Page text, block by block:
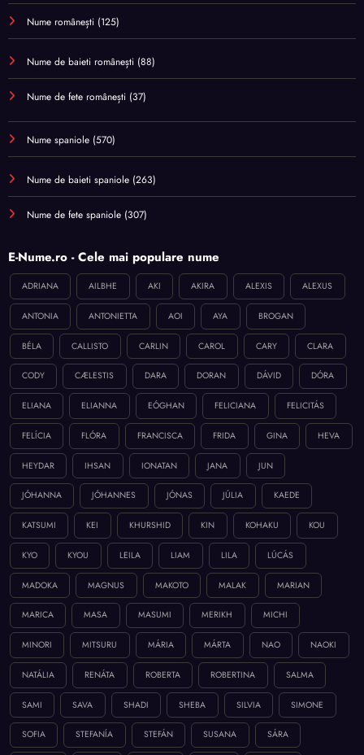
Nume românești (125)
Nume de baieti românești (88)
Nume de fete românești (37)
Nume spaniole (570)
Nume de baieti spaniole (263)
Nume de fete spaniole (307)
E-Nume.ro - Cele mai populare nume
ADRIANA AILBHE AKI AKIRA ALEXIS ALEXUS
ANTONIA ANTONIETTA AOI AYA BROGAN
BÉLA CALLISTO CARLIN CAROL CARY CLARA
CODY CÆLESTIS DARA DORAN DÁVID DÓRA
ELIANA ELIANNA EÓGHAN FELICIANA FELICITÁS
FELÍCIA FLÓRA FRANCISCA FRIDA GINA HEVA
HEYDAR IHSAN IONATAN JANA JUN
JÓHANNA JÓHANNES JÓNAS JÚLIA KAEDE
KATSUMI KEI KHURSHID KIN KOHAKU KOU
KYO KYOU LEILA LIAM LILA LÚCÁS
MADOKA MAGNUS MAKOTO MALAK MARIAN
MARICA MASA MASUMI MERIKH MICHI
MINORI MITSURU MÁRIA MÁRTA NAO NAOKI
NATÁLIA RENÁTA ROBERTA ROBERTINA SALMA
SAMI SAVA SHADI SHEBA SILVIA SIMONE
SOFIA STEFANÍA STEFÁN SUSANA SÁRA